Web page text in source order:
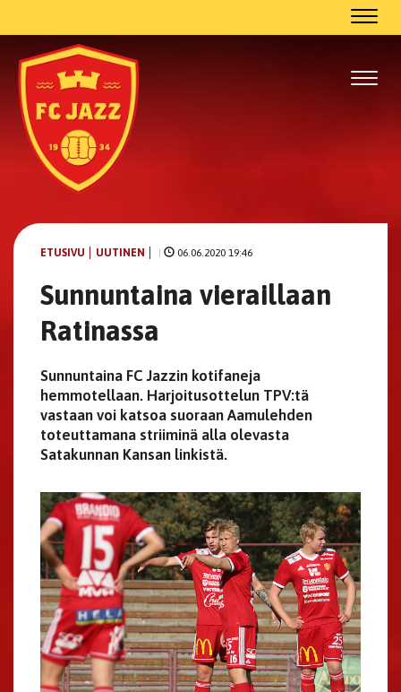
ETUSIVU UUTINEN 06.06.2020 19:46
Sunnuntaina vieraillaan
Ratinassa
Sunnuntaina FC Jazzin kotifaneja
hemmotellaan. Harjoitusottelun TPV:tä
vastaan voi katsoa suoraan Aamulehden
toteuttamana striiminä alla olevasta
Satakunnan Kansan linkistä.